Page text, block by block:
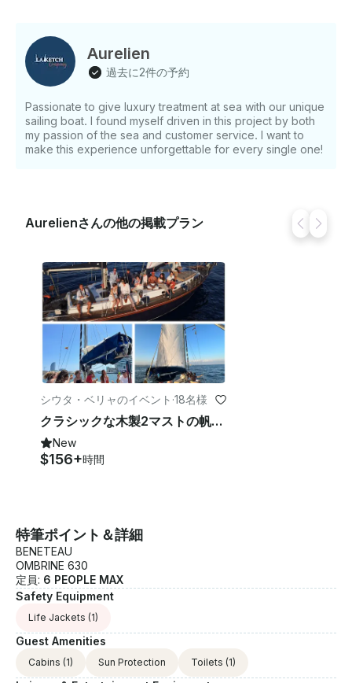
イルインストラクターによるレッスンの予約について
Aurelien
過去に2件の予約
Passionate to give luxury treatment at sea with our unique
sailing boat. I found myself driven in this project by both
my passion of the sea and customer service. I want to
make this experience unforgettable for every single one!
Aurelienさんの他の掲載プラン
シウタ・ベリャのイベント ·18名様
クラシックな木製2マストの帆船。ユニークで上品な体験。ガストロフード
New
$156+時間
特筆ポイント＆詳細
BENETEAU
OMBRINE 630
定員: 6 PEOPLE MAX
Safety Equipment
Life Jackets (1)
Guest Amenities
Cabins (1) Sun Protection Toilets (1)